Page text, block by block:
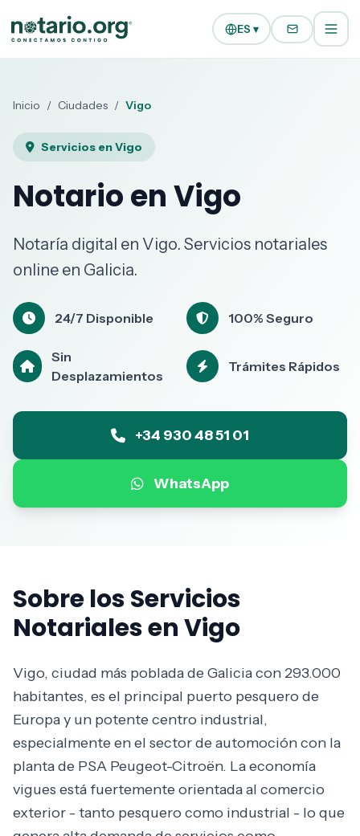
ES ▾
Inicio / Ciudades / Vigo
Servicios en Vigo
Notario en Vigo
Notaría digital en Vigo. Servicios notariales
online en Galicia.
24/7 Disponible 100% Seguro
Sin
Desplazamientos
Trámites Rápidos
+34 930 48 51 01
WhatsApp
Sobre los Servicios
Notariales en Vigo
Vigo, ciudad más poblada de Galicia con 293.000
habitantes, es el principal puerto pesquero de
Europa y un potente centro industrial,
especialmente en el sector de automoción con la
planta de PSA Peugeot-Citroën. La economía
vigues está fuertemente orientada al comercio
exterior - tanto pesquero como industrial - lo que